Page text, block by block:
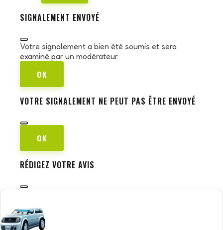
SIGNALEMENT ENVOYÉ
Votre signalement a bien été soumis et sera
examiné par un modérateur.
OK
VOTRE SIGNALEMENT NE PEUT PAS ÊTRE ENVOYÉ
OK
RÉDIGEZ VOTRE AVIS